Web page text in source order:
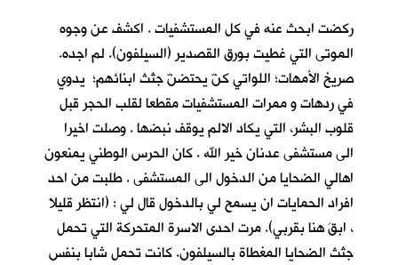
ركضت ابحث عنه في كل المستشفيات . اكشف عن وجوه
الموتى التي غطيت بورق القصدير (السيلفون). لم اجده.
صريخ الأمهات؛ اللواتي كنّ يحتضنّ جثث ابنائهم؛ يدوي
في ردهات و ممرات المستشفيات مقطعا لقلب الحجر قبل
قلوب البشر، التي يكاد الالم يوقف نبضها . وصلت اخيرا
الى مستشفى عدنان خير الله . كان الحرس الوطني يمنعون
اهالي الضحايا من الدخول الى المستشفى . طلبت من احد
افراد الحمايات ان يسمح لي بالدخول قال لي : (انتظر قليلا
، ابقَ هنا بقربي). مرت احدى الاسرة المتحركة التي تحمل
جثث الضحايا المغطاة بالسيلفون. كانت تحمل شابا بنفس